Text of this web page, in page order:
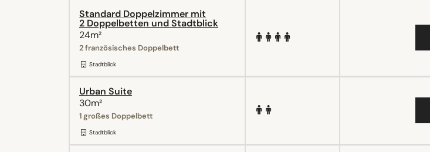
Standard Doppelzimmer mit
2 Doppelbetten und Stadtblick
24m²
2 französisches Doppelbett
Stadtblick
Urban Suite
30m²
1 großes Doppelbett
Stadtblick